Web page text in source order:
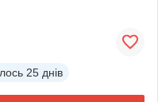
25 днів